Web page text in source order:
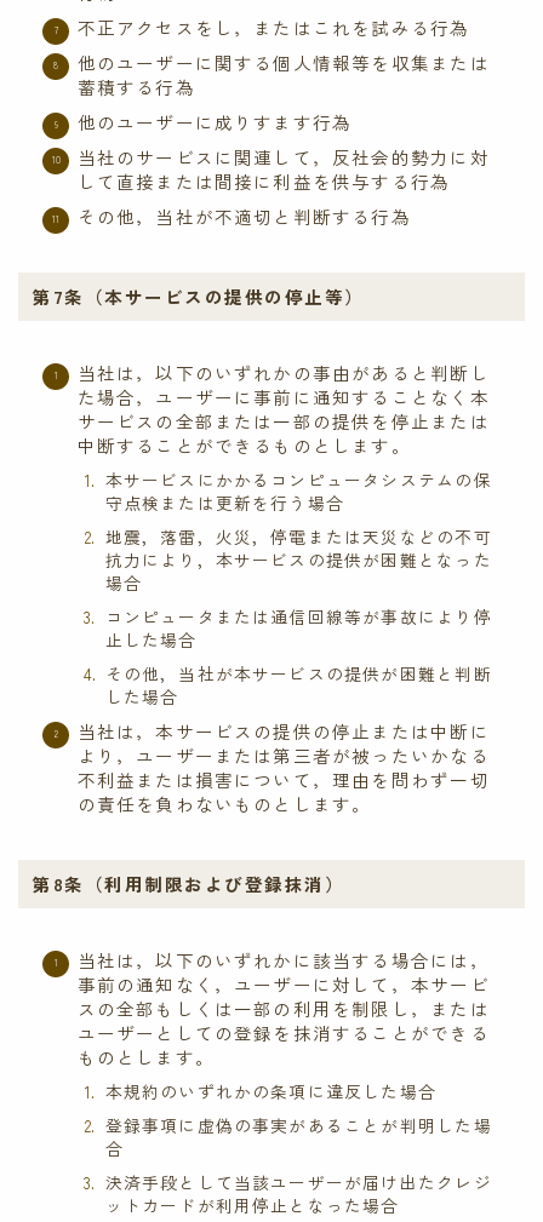
不正アクセスをし，またはこれを試みる行為
他のユーザーに関する個人情報等を収集または
蓄積する行為
他のユーザーに成りすます行為
当社のサービスに関連して，反社会的勢力に対
して直接または間接に利益を供与する行為
その他，当社が不適切と判断する行為
第7条（本サービスの提供の停止等）
当社は，以下のいずれかの事由があると判断し
た場合，ユーザーに事前に通知することなく本
サービスの全部または一部の提供を停止または
中断することができるものとします。
本サービスにかかるコンピュータシステムの保
守点検または更新を行う場合
地震，落雷，火災，停電または天災などの不可
抗力により，本サービスの提供が困難となった
場合
コンピュータまたは通信回線等が事故により停
止した場合
その他，当社が本サービスの提供が困難と判断
した場合
当社は，本サービスの提供の停止または中断に
より，ユーザーまたは第三者が被ったいかなる
不利益または損害について，理由を問わず一切
の責任を負わないものとします。
第8条（利用制限および登録抹消）
当社は，以下のいずれかに該当する場合には，
事前の通知なく，ユーザーに対して，本サービ
スの全部もしくは一部の利用を制限し，または
ユーザーとしての登録を抹消することができる
ものとします。
本規約のいずれかの条項に違反した場合
登録事項に虚偽の事実があることが判明した場
合
決済手段として当該ユーザーが届け出たクレジ
ットカードが利用停止となった場合